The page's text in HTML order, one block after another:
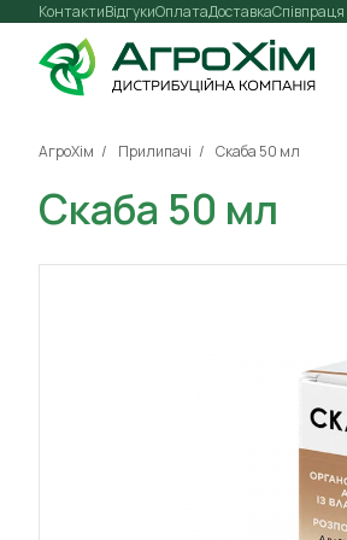
Контакти Оплата
Відгуки ДоставкаСпівпраця
АгроХім Прилипачі Скаба 50 мл
Скаба 50 мл